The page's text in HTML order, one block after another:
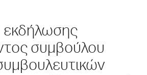
συμβούλου